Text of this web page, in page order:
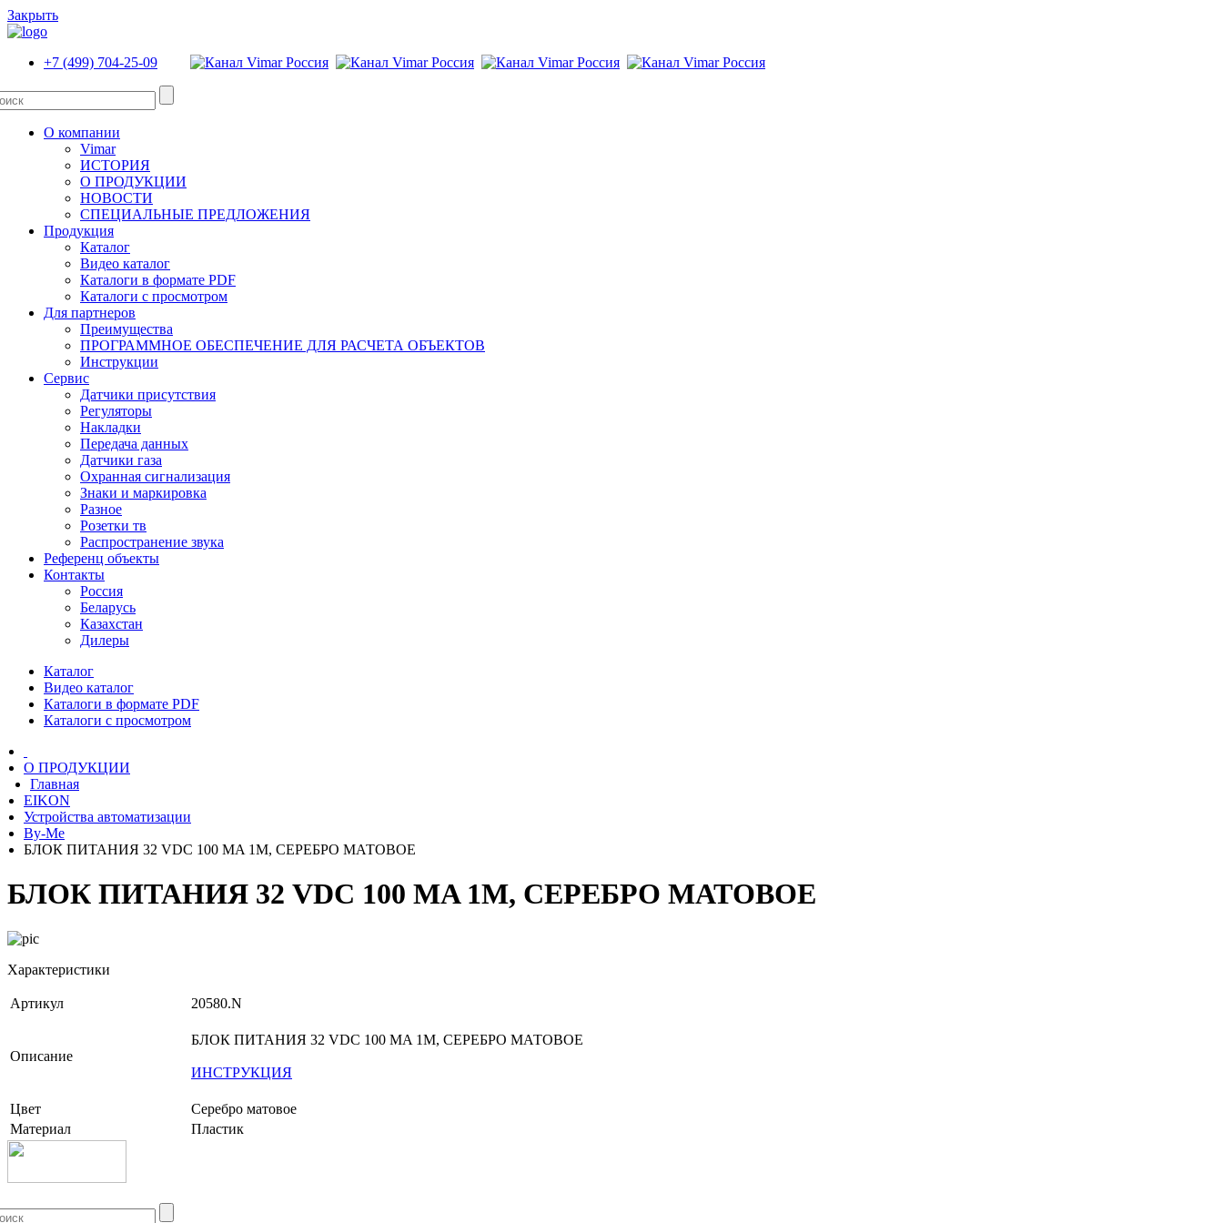
Закрыть
+7 (499) 704-25-09
О компании
Vimar
ИСТОРИЯ
О ПРОДУКЦИИ
НОВОСТИ
СПЕЦИАЛЬНЫЕ ПРЕДЛОЖЕНИЯ
Продукция
Каталог
Видео каталог
Каталоги в формате PDF
Каталоги с просмотром
Для партнеров
Преимущества
ПРОГРАММНОЕ ОБЕСПЕЧЕНИЕ ДЛЯ РАСЧЕТА ОБЪЕКТОВ
Инструкции
Сервис
Датчики присутствия
Регуляторы
Накладки
Передача данных
Датчики газа
Охранная сигнализация
Знаки и маркировка
Разное
Розетки тв
Распространение звука
Референц объекты
Контакты
Россия
Беларусь
Казахстан
Дилеры
Каталог
Видео каталог
Каталоги в формате PDF
Каталоги с просмотром
О ПРОДУКЦИИ
Главная
EIKON
Устройства автоматизации
By-Me
БЛОК ПИТАНИЯ 32 VDC 100 MA 1M, СЕРЕБРО МАТОВОЕ
БЛОК ПИТАНИЯ 32 VDC 100 MA 1M, СЕРЕБРО МАТОВОЕ
Характеристики
Артикул 20580.N
Описание
БЛОК ПИТАНИЯ 32 VDC 100 MA 1M, СЕРЕБРО МАТОВОЕ
ИНСТРУКЦИЯ
Цвет
Серебро матовое
Материал
Пластик